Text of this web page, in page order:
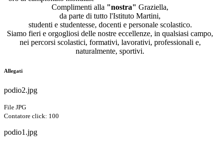
Complimenti alla "nostra" Graziella,
da parte di tutto l'Istituto Martini,
studenti e studentesse, docenti e personale scolastico.
Siamo fieri e orgogliosi delle nostre eccellenze, in qualsiasi campo,
nei percorsi scolastici, formativi, lavorativi, professionali e,
naturalmente, sportivi.
Allegati
podio2.jpg
File JPG
Contatore click: 100
podio1.jpg